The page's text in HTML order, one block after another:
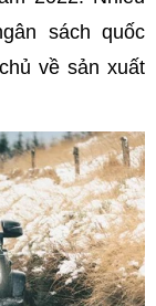
sách quốc
về sản xuất